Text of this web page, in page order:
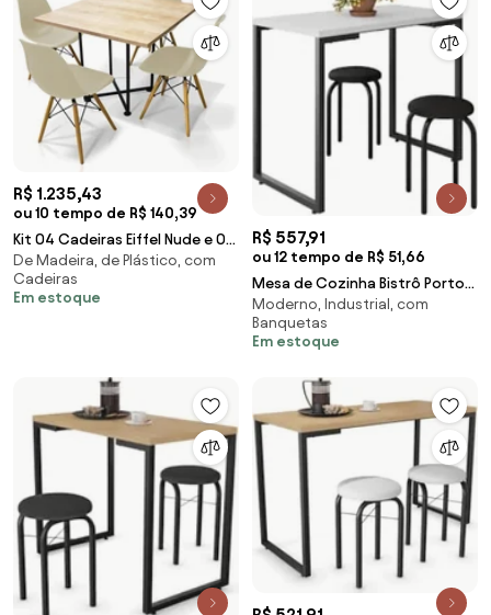
R$ 1.235,43
ou 10 tempo de R$ 140,39
Kit 04 Cadeiras Eiffel Nude e 01
Mesa de Jantar 04 Lugares Jade
90 cm Natural Base Metálica
Industrial Preto M05 - D'Rossi
De Madeira, de Plástico, com
Cadeiras
Em estoque
R$ 557,91
ou 12 tempo de R$ 51,66
Mesa de Cozinha Bistrô Porto
Branco 90cm com 2 Banquetas
Industriais M
Moderno, Industrial, com
Banquetas
Em estoque